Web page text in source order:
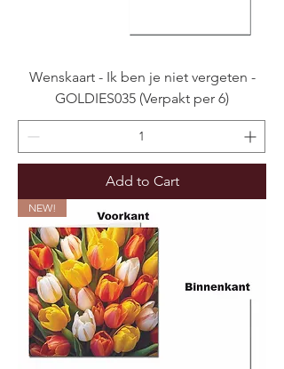
Wenskaart - Ik ben je niet vergeten -
GOLDIES035 (Verpakt per 6)
Add to Cart
NEW!